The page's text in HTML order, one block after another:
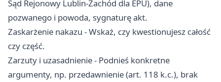
Sąd Rejonowy Lublin-Zachód dla EPU), dane
pozwanego i powoda, sygnaturę akt.
Zaskarżenie nakazu - Wskaż, czy kwestionujesz całość
czy część.
Zarzuty i uzasadnienie - Podnieś konkretne
argumenty, np. przedawnienie (art. 118 k.c.), brak